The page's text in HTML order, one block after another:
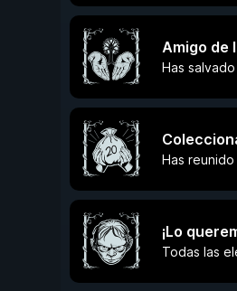
Amigo de
Has
Has
¡Lo
Todas las